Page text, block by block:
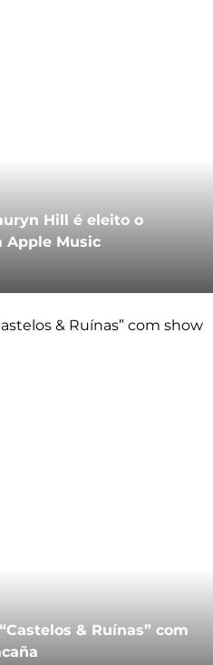
Hill é eleito o
Apple Music
& Ruínas” com